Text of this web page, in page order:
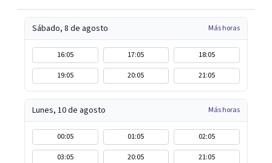
Sábado, 8 de agosto Más horas
16:05 17:05
18:05
19:05
20:05 21:05
Lunes, 10 de agosto Más horas
00:05 01:05
02:05
03:05
20:05 21:05